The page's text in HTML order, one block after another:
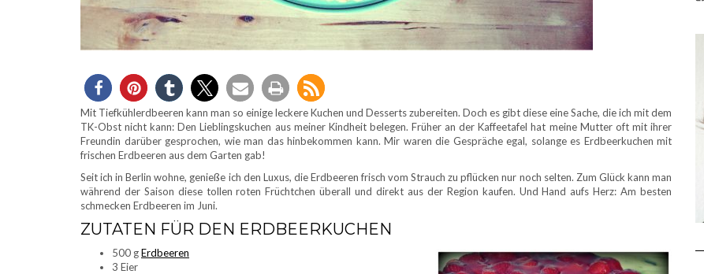
Mit Tiefkühlerdbeeren kann man so einige leckere Kuchen und Desserts zubereiten. Doch es gibt diese eine Sache, die ich mit dem
TK-Obst nicht kann: Den Lieblingskuchen aus meiner Kindheit belegen. Früher an der Kaffeetafel hat meine Mutter oft mit ihrer
Freundin darüber gesprochen, wie man das hinbekommen kann. Mir waren die Gespräche egal, solange es Erdbeerkuchen mit
frischen Erdbeeren aus dem Garten gab!
Seit ich in Berlin wohne, genieße ich den Luxus, die Erdbeeren frisch vom Strauch zu pflücken nur noch selten. Zum Glück kann man
während der Saison diese tollen roten Früchtchen überall und direkt aus der Region kaufen. Und Hand aufs Herz: Am besten
schmecken Erdbeeren im Juni.
ZUTATEN FÜR DEN ERDBEERKUCHEN
500 gErdbeeren
3 Eier